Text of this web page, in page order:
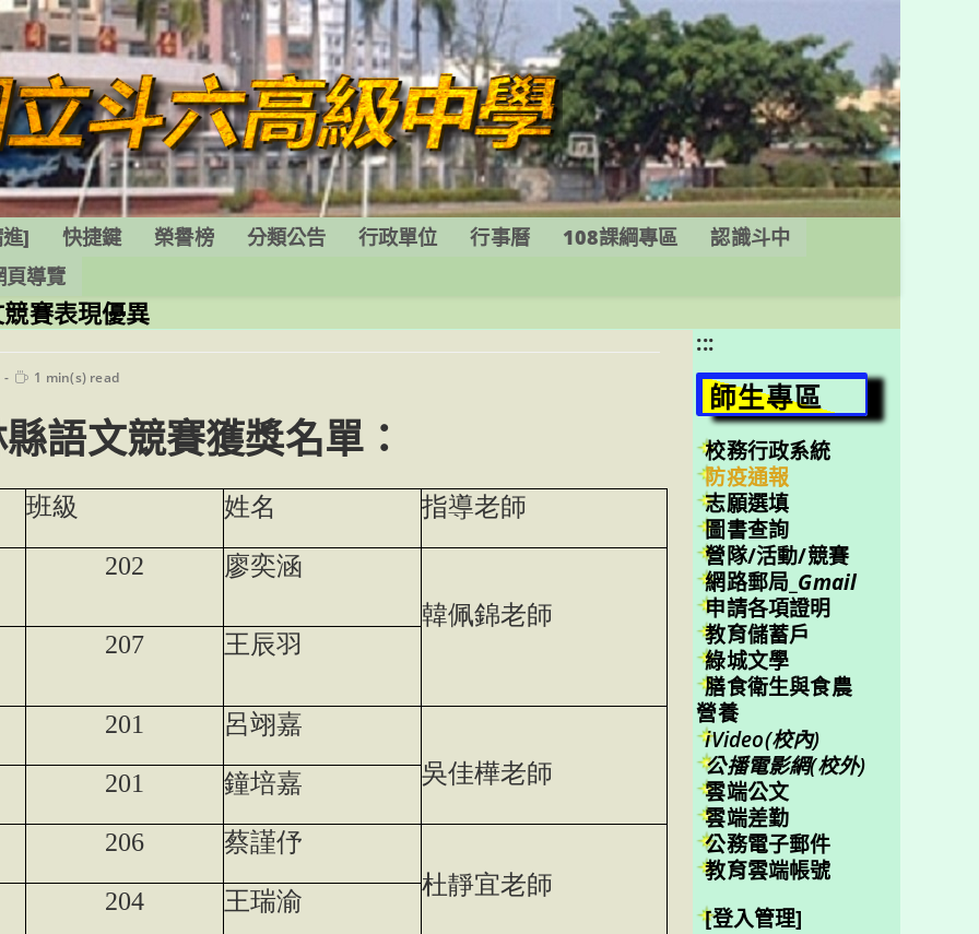
] 快捷鍵 榮譽榜 分類公告 行政單位 行事曆 108課綱專區
認識斗中
頁導覽
賽表現優異
Reading
1 min(s) read
語文競賽獲獎名單：
班級 姓名 指導老師
202
廖奕涵
韓佩錦老師
207 王辰羽
201
呂翊嘉
吳佳樺老師
201 鐘培嘉
206
蔡謹伃
杜靜宜老師
204 王瑞渝
:::
師生專區
校務行政系統
防疫通報
志願選填
圖書查詢
營隊/活動/競賽
網路郵局_ Gmail
申請各項證明
教育儲蓄戶
綠城文學
膳食衛生與食農
營養
iVideo(校內)
公播電影網(校外)
雲端公文
雲端差勤
公務電子郵件
教育雲端帳號
[登入管理]